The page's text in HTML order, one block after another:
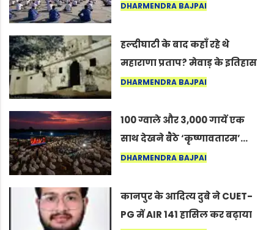
अंतरराष्ट्रीय योग दिवस 2026 पर
DHARMENDRA BAJPAI
हल्दीघाटी के बाद कहाँ रहे थे
महाराणा प्रताप? मेवाड़ के इतिहास
का वह अनकहा अध्याय जो आज भी
DHARMENDRA BAJPAI
100 ग्वाले और 3,000 गायें एक
साथ देखने बैठे ‘कृष्णावतारम’…
नागपुर में दिखा ऐसा नज़ारा कि
कर सकते हैं”
DHARMENDRA BAJPAI
कानपुर के आदित्य दुबे ने CUET-
PG में AIR 141 हासिल कर बढ़ाया